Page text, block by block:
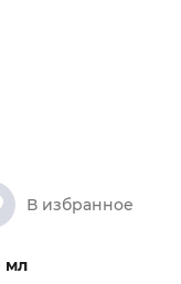
В избранное
мл